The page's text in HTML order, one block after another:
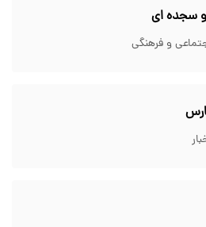
سجده ای
و فرهنگی